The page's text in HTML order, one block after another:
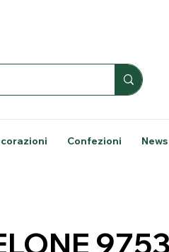
Confezioni News